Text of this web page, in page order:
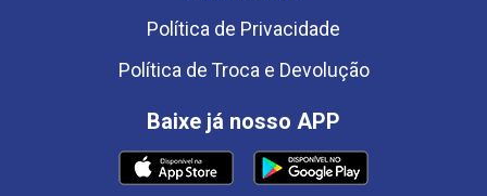
Política de Privacidade
Política de Troca e Devolução
Baixe já nosso APP